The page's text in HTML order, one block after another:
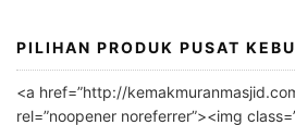
PILIHAN PRODUK PUSAT
<a href=”http://
rel=”noopener noreferrer”><img